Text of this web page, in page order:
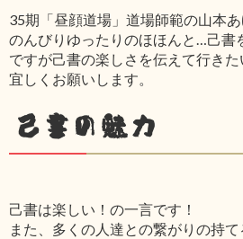
35期「昼顔道場」道場師範の山本あ
のんびりゆったりのほほんと…己書
ですが己書の楽しさを伝えて行きた
宜しくお願いします。
己書の魅力
己書は楽しい！の一言です！
また、多くの人達との繋がりの持て